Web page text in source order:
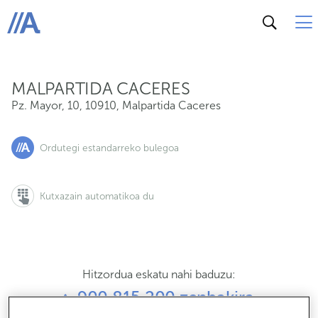
ABANCA
MALPARTIDA CACERES
Pz. Mayor, 10, 10910, Malpartida Caceres
Ordutegi estandarreko bulegoa
Kutxazain automatikoa du
Hitzordua eskatu nahi baduzu:
900 815 200 zenbakira
Pz. Mayor, 10, 10910, Malpartida Caceres